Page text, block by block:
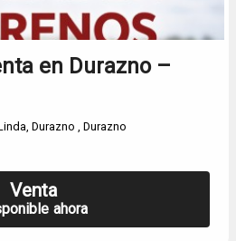
en Durazno –
Durazno , Durazno
Venta
ahora